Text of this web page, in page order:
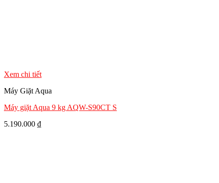
Xem chi tiết
Máy Giặt Aqua
Máy giặt Aqua 9 kg AQW-S90CT S
5.190.000 ₫